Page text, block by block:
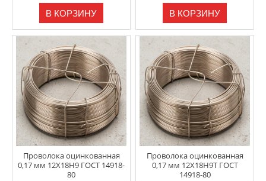
В КОРЗИНУ В КОРЗИНУ
Проволока оцинкованная
0,17 мм 12Х18Н9 ГОСТ 14918-
80
Проволока оцинкованная
0,17 мм 12Х18Н9Т ГОСТ
14918-80